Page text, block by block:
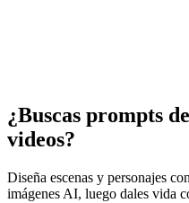
¿Buscas prompts
videos?
Diseña escenas y personajes
imágenes AI, luego dales vida